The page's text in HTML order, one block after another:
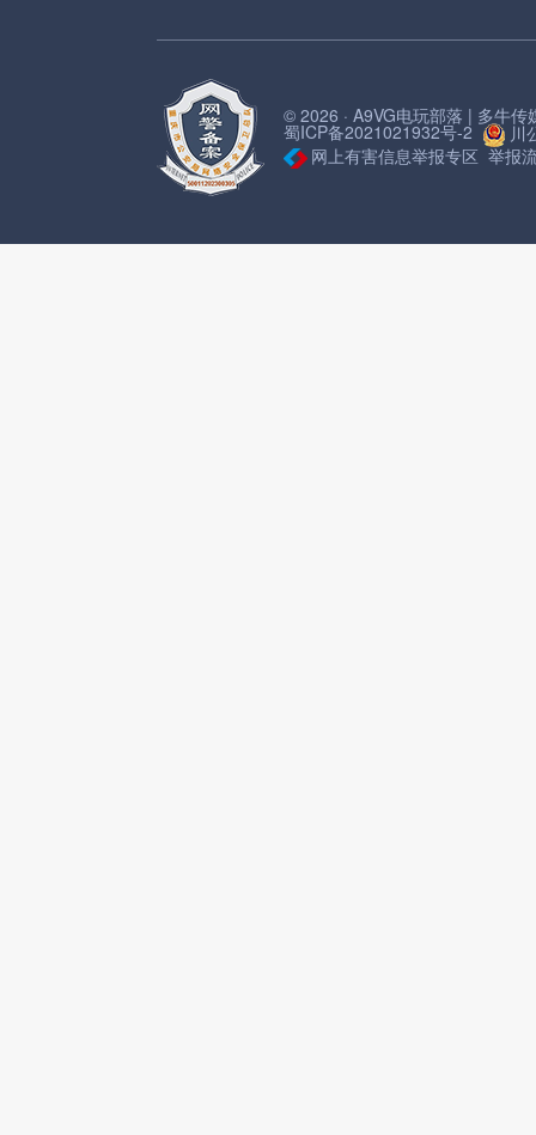
© 2026 · A9VG电玩部落 | 多牛传
蜀ICP备2021021932号-2
川
网上有害信息举报专区 举报